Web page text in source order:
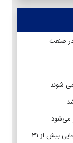
در صنعت
شوند
پایان عملیات پروازی اربعین ۱۴۰۵" هما" با جابه‌جایی بیش از ۳۱